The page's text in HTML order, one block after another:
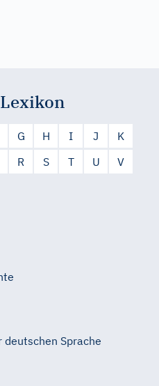
G H I J
K
R S T U
V
Sprache